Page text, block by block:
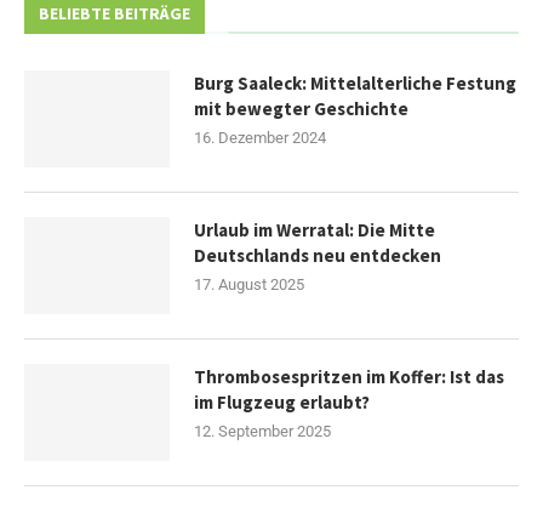
BELIEBTE BEITRÄGE
Burg Saaleck: Mittelalterliche Festung
mit bewegter Geschichte
16. Dezember 2024
Urlaub im Werratal: Die Mitte
Deutschlands neu entdecken
17. August 2025
Thrombosespritzen im Koffer: Ist das
im Flugzeug erlaubt?
12. September 2025